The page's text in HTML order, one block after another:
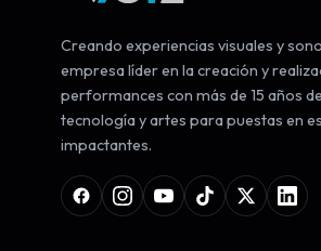
Creando experiencias visuales y
empresa líder en la creación y
performances con más de 15 años
tecnología y artes para puestas en
impactantes.